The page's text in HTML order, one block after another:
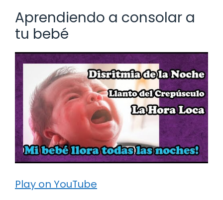
Aprendiendo a consolar a
tu bebé
Play on YouTube